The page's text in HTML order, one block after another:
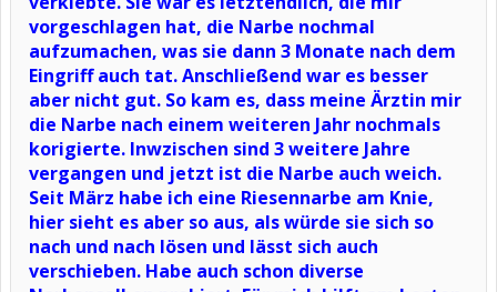
vorgeschlagen hat, die Narbe nochmal
aufzumachen, was sie dann 3 Monate nach dem
Eingriff auch tat. Anschließend war es besser
aber nicht gut. So kam es, dass meine Ärztin mir
die Narbe nach einem weiteren Jahr nochmals
korigierte. Inwzischen sind 3 weitere Jahre
vergangen und jetzt ist die Narbe auch weich.
Seit März habe ich eine Riesennarbe am Knie,
hier sieht es aber so aus, als würde sie sich so
nach und nach lösen und lässt sich auch
verschieben. Habe auch schon diverse